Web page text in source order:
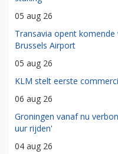
05 aug 26
Transavia opent
Brussels Airport
05 aug 26
KLM stelt eerste
06 aug 26
Groningen vanaf nu
uur rijden'
04 aug 26